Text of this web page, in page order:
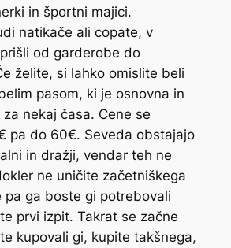
in športni majici.
natikače ali copate, v
od garderobe do
želite, si lahko omislite beli
pasom, ki je osnovna in
nekaj časa. Cene se
pa do 60€. Seveda obstajajo
in dražji, vendar teh ne
ne uničite začetniškega
pa ga boste gi potrebovali
prvi izpit. Takrat se začne
kupovali gi, kupite takšnega,